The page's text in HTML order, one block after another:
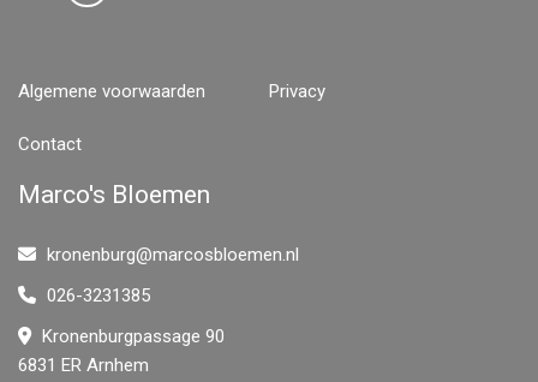
Algemene voorwaarden Privacy
Contact
Marco's Bloemen
kronenburg@marcosbloemen.nl
026-3231385
Kronenburgpassage 90
6831 ER Arnhem